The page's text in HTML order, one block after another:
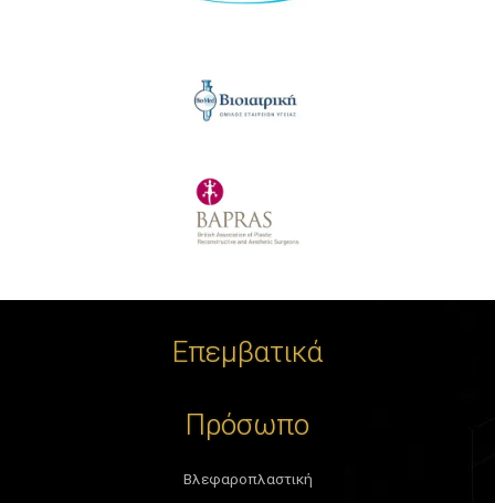
Επεμβατικά
Πρόσωπο
Βλεφαροπλαστική